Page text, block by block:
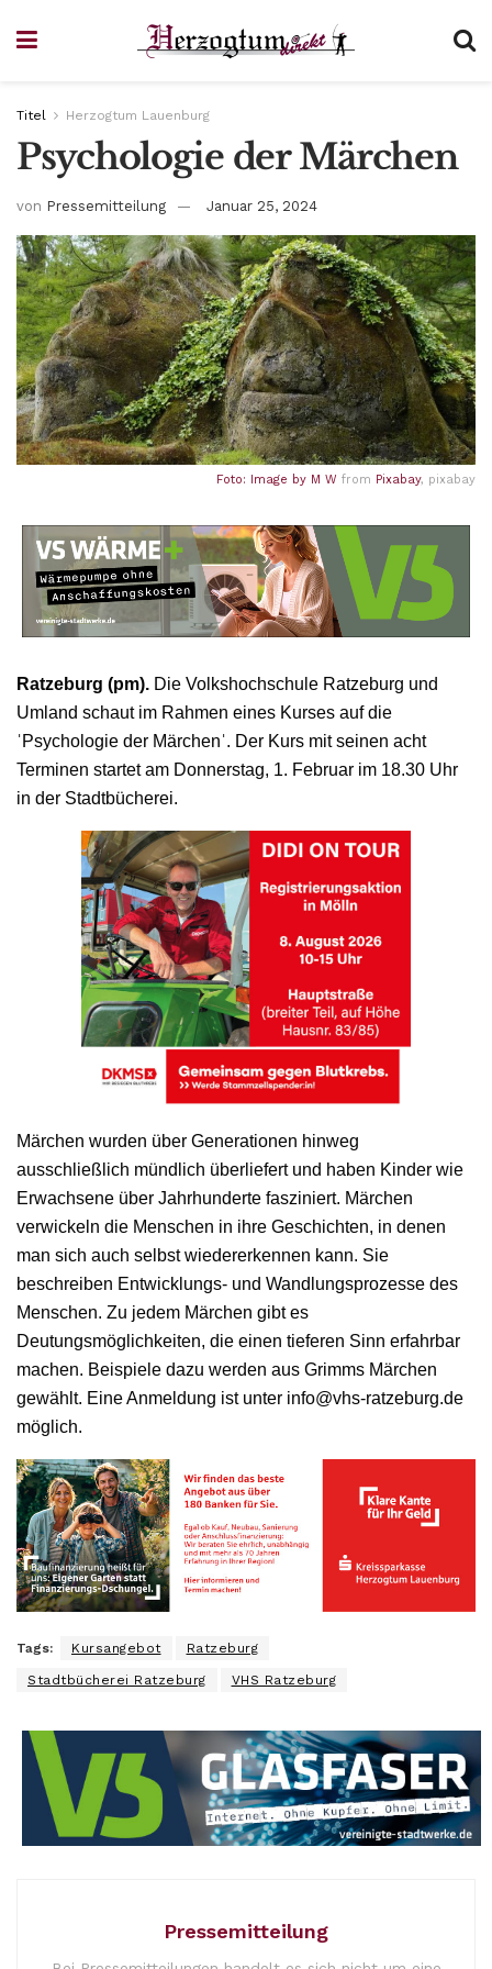
Titel Herzogtum Lauenburg
Psychologie der Märchen
von Pressemitteilung Januar 25, 2024
Foto: Image by M W from Pixabay, pixabay
Ratzeburg (pm). Die Volkshochschule Ratzeburg und
Umland schaut im Rahmen eines Kurses auf die
ˈPsychologie der Märchenˈ. Der Kurs mit seinen acht
Terminen startet am Donnerstag, 1. Februar im 18.30 Uhr
in der Stadtbücherei.
Märchen wurden über Generationen hinweg
ausschließlich mündlich überliefert und haben Kinder wie
Erwachsene über Jahrhunderte fasziniert. Märchen
verwickeln die Menschen in ihre Geschichten, in denen
man sich auch selbst wiedererkennen kann. Sie
beschreiben Entwicklungs- und Wandlungsprozesse des
Menschen. Zu jedem Märchen gibt es
Deutungsmöglichkeiten, die einen tieferen Sinn erfahrbar
machen. Beispiele dazu werden aus Grimms Märchen
gewählt. Eine Anmeldung ist unter info@vhs-ratzeburg.de
möglich.
Tags: Kursangebot Ratzeburg
Stadtbücherei Ratzeburg VHS Ratzeburg
Pressemitteilung